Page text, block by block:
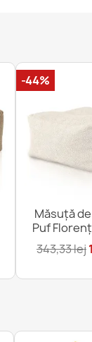
Măsuță
Puf
343,33 lej
-44%